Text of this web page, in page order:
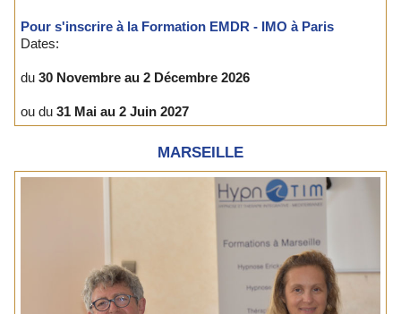
Pour s'inscrire à la Formation EMDR - IMO à Paris
Dates:
du 30 Novembre au 2 Décembre 2026
ou du 31 Mai au 2 Juin 2027
MARSEILLE